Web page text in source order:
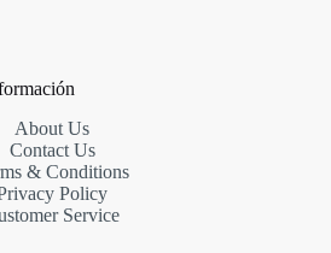
About Us
Contact Us
& Conditions
Policy
Service